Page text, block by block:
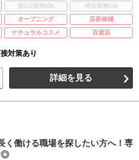
週3日勤務OK
時短勤務OK
オープニング
店長候補
ナチュラルコスメ 百貨店
対策あり
詳細を見る
く働ける職場を探したい方へ！専
◎